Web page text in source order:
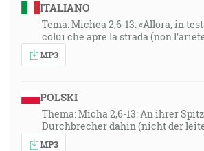
ITALIANO
Tema: Michea 2,6-13: «Allora, in
colui che apre la strada (non
MP3
POLSKI
Thema: Micha 2,6-13: An ihrer
Durchbrecher dahin (nicht der
MP3